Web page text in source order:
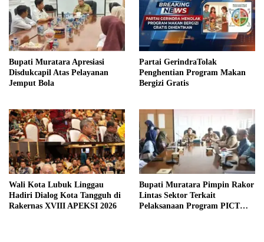
Bupati Muratara Apresiasi
Disdukcapil Atas Pelayanan
Jemput Bola
Partai GerindraTolak
Penghentian Program Makan
Bergizi Gratis
Wali Kota Lubuk Linggau
Hadiri Dialog Kota Tangguh di
Rakernas XVIII APEKSI 2026
Bupati Muratara Pimpin Rakor
Lintas Sektor Terkait
Pelaksanaan Program PICT